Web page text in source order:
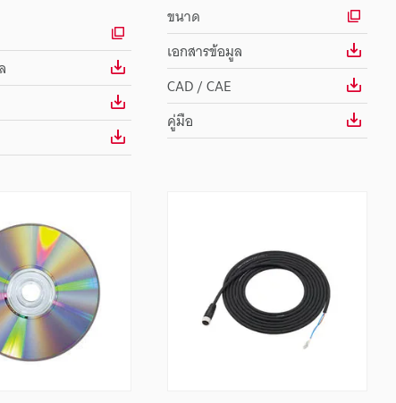
ขนาด
เอกสารข้อมูล
CAD / CAE
คู่มือ